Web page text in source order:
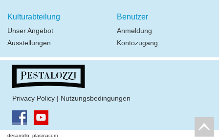
Kulturabteilung
Unser Angebot
Ausstellungen
Benutzer
Anmeldung
Kontozugang
Privacy Policy | Nutzungsbedingungen
desarrollo: plasmacom